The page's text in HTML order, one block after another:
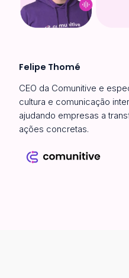
Felipe Thomé
CEO da Comunitive e
cultura e comunicação
ajudando empresas a
ações concretas.